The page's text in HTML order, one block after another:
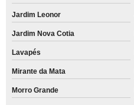
Jardim Leonor
Jardim Nova Cotia
Lavapés
Mirante da Mata
Morro Grande